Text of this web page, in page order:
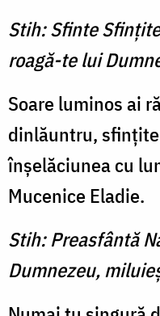
Stih: Sfinte
roagă-te lui
Soare luminos ai
dinlăuntru,
înşelăciunea cu
Mucenice Eladie.
Stih: Preasfântă
Dumnezeu,